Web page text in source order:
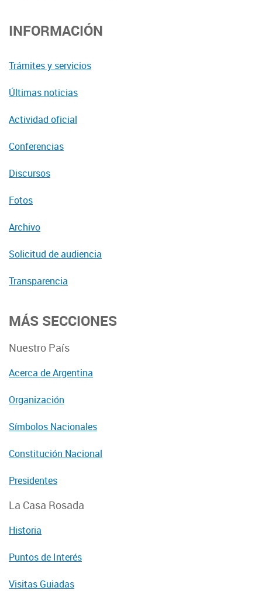
INFORMACIÓN
Trámites y servicios
Últimas noticias
Actividad oficial
Conferencias
Discursos
Fotos
Archivo
Solicitud de audiencia
Transparencia
MÁS SECCIONES
Nuestro País
Acerca de Argentina
Organización
Símbolos Nacionales
Constitución Nacional
Presidentes
La Casa Rosada
Historia
Puntos de Interés
Visitas Guiadas